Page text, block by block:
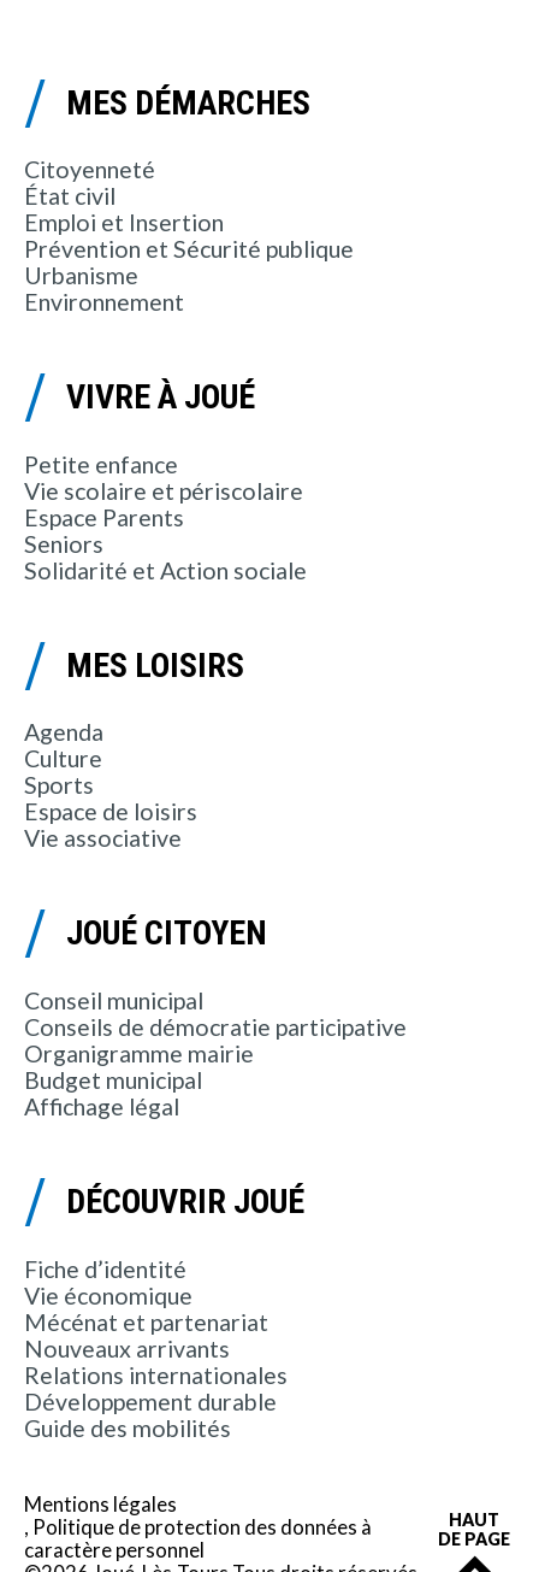
MES DÉMARCHES
Citoyenneté
État civil
Emploi et Insertion
Prévention et Sécurité publique
Urbanisme
Environnement
VIVRE À JOUÉ
Petite enfance
Vie scolaire et périscolaire
Espace Parents
Seniors
Solidarité et Action sociale
MES LOISIRS
Agenda
Culture
Sports
Espace de loisirs
Vie associative
JOUÉ CITOYEN
Conseil municipal
Conseils de démocratie participative
Organigramme mairie
Budget municipal
Affichage légal
DÉCOUVRIR JOUÉ
Fiche d’identité
Vie économique
Mécénat et partenariat
Nouveaux arrivants
Relations internationales
Développement durable
Guide des mobilités
Mentions légales
Politique de protection des données à
caractère personnel
HAUT
DE PAGE